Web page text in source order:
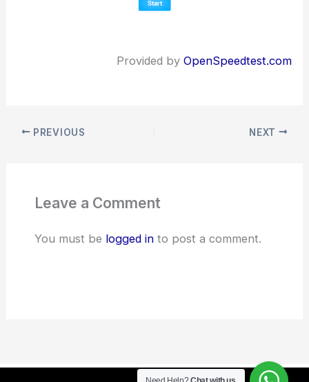
Provided by OpenSpeedtest.com
PREVIOUS NEXT
Leave a Comment
You must be logged into post a comment.